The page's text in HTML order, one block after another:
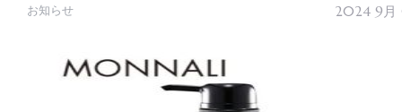
お知らせ 2024 9